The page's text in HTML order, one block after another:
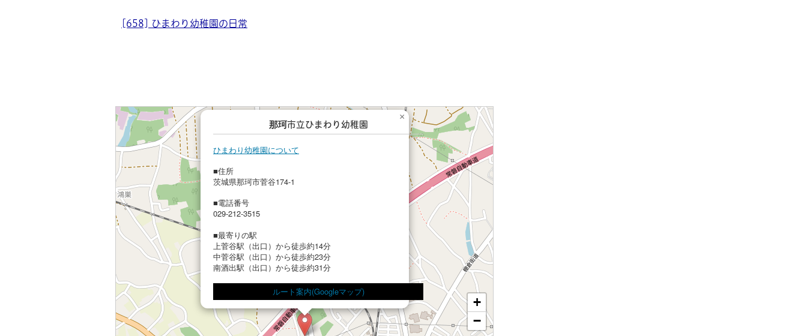
[658] ひまわり幼稚園の日常
那珂市立ひまわり幼稚園
ひまわり幼稚園について
■住所
茨城県那珂市菅谷174-1
■電話番号
029-212-3515
■最寄りの駅
上菅谷駅（出口）から徒歩約14分
中菅谷駅（出口）から徒歩約23分
南酒出駅（出口）から徒歩約31分
ルート案内(Googleマップ)
×
+
−